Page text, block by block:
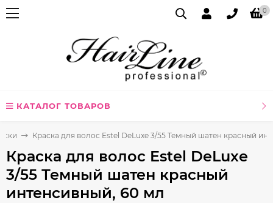
0
КАТАЛОГ ТОВАРОВ
Краска для волос Estel DeLuxe 3/55 Темный шатен красный
Краска для волос Estel DeLuxe
3/55 Темный шатен красный
интенсивный, 60 мл